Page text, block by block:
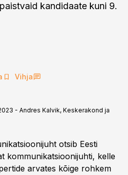
kandidaate kuni 9.
Vihja
- Andres Kalvik, Keskerakond ja
otsib Eesti
kommunikatsioonijuhti, kelle
arvates kõige rohkem